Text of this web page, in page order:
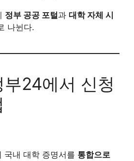
정부 공공 포털과 대학 자체 시
나뉜다.
부24에서 신청
국내 대학 증명서를 통합으로